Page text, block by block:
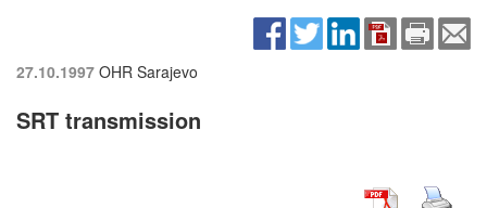
27.10.1997 OHR Sarajevo
SRT transmission